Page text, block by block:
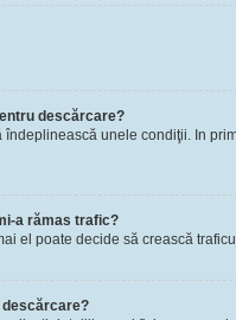
descărcare?
unele condiţii. In
a rămas trafic?
el poate decide să crească
descărcare?